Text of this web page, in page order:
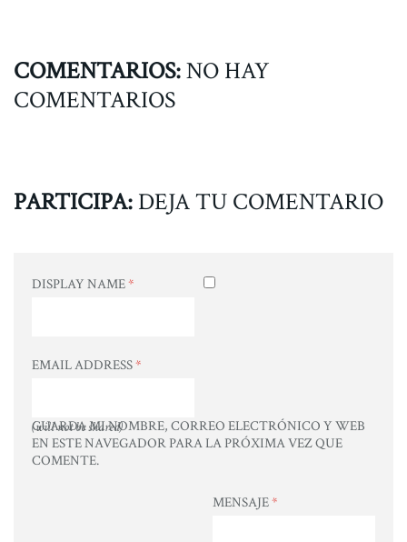
COMENTARIOS:NO HAY
COMENTARIOS
PARTICIPA: DEJA TU COMENTARIO
DISPLAY NAME*
EMAIL ADDRESS*
(will not be shared)
GUARDA MI NOMBRE, CORREO ELECTRÓNICO Y WEB
EN ESTE NAVEGADOR PARA LA PRÓXIMA VEZ QUE
COMENTE.
MENSAJE*